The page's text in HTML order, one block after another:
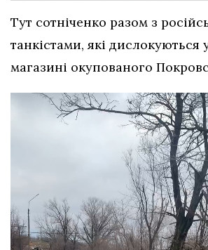
Тут сотніченко разом з
танкістами, які дислокуються
магазині окупованого